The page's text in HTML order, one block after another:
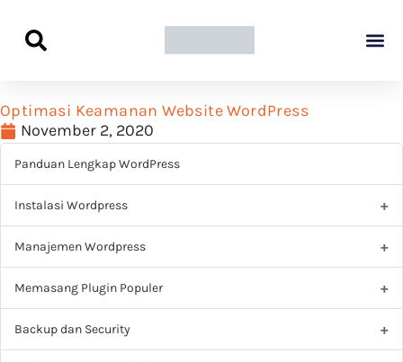
Optimasi Keamanan Website WordPress
November 2, 2020
Panduan Lengkap WordPress
Instalasi Wordpress
Manajemen Wordpress
Memasang Plugin Populer
Backup dan Security